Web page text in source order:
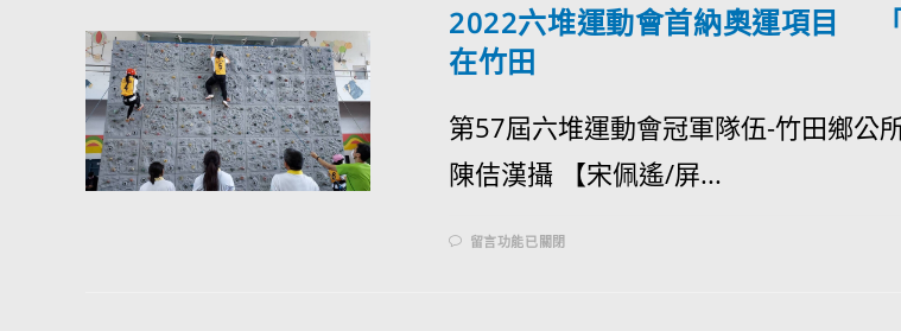
2022六堆運動會首納奧運項目
在竹田
第57屆六堆運動會冠軍隊伍-竹田鄉公
陳佶漢攝 【宋佩遙/屏...
留言功能已關閉